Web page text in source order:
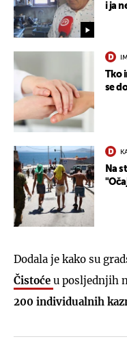
i ja
Tko
se
Na
Dodala je kako su
Čistoće u posljednjih
200 individualnih